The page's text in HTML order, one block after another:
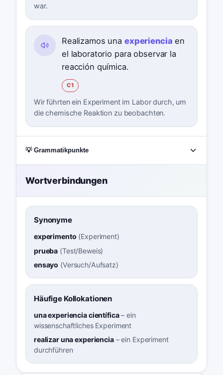
war.
Realizamos una experiencia en
el laboratorio para observar la
reacción química.
C1
Wir führten ein Experiment im Labor durch, um
die chemische Reaktion zu beobachten.
💡 Grammatikpunkte
Wortverbindungen
Synonyme
experimento (Experiment)
prueba (Test/Beweis)
ensayo (Versuch/Aufsatz)
Häufige Kollokationen
una experiencia científica–ein
wissenschaftliches Experiment
realizar una experiencia–ein Experiment
durchführen